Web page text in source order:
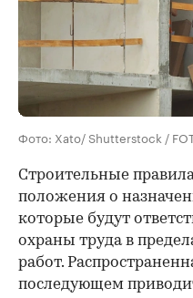
Фото: Xato/ Shutterstock /
Строительные
положения о
которые будут
охраны труда в
работ.
последующем